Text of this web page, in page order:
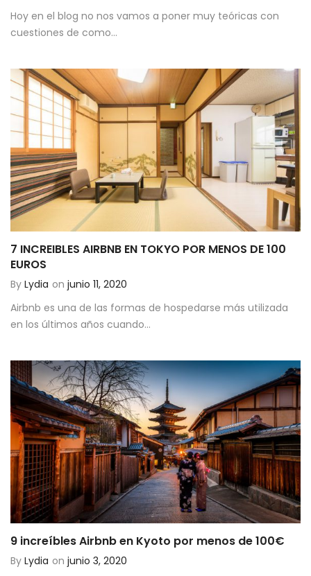
Hoy en el blog no nos vamos a poner muy teóricas con
cuestiones de como...
7 INCREIBLES AIRBNB EN TOKYO POR MENOS DE 100
EUROS
By Lydia on junio 11, 2020
Airbnb es una de las formas de hospedarse más utilizada
en los últimos años cuando...
9 increíbles Airbnb en Kyoto por menos de 100€
By Lydia on junio 3, 2020